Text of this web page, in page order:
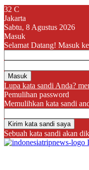
32 C
Jakarta
Sabtu, 8 Agustus 2026
Masuk
Selamat Datang! Masuk
Lupa kata sandi Anda?
Pemulihan password
Memulihkan kata sandi
Sebuah kata sandi akan